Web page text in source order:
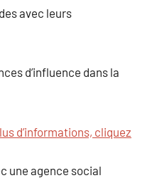
avec leurs
d’influence dans la
d’informations, cliquez
une agence social